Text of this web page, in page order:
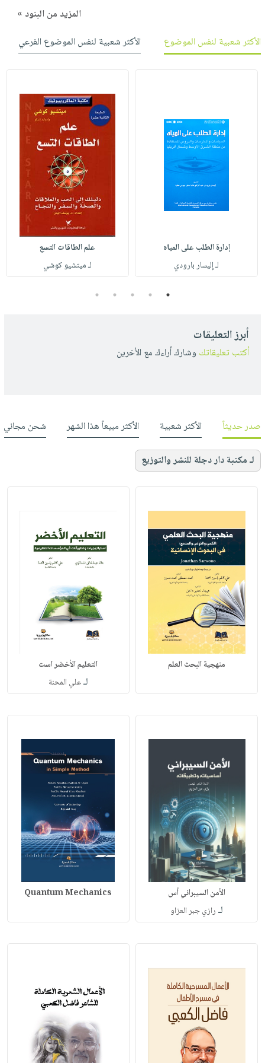
المزيد من البنود »
الأكثر شعبية لنفس الموضوع
الأكثر شعبية لنفس الموضوع الفرعي
إدارة الطلب على المياه
لـ إليسار بارودي
علم الطاقات التسع
لـ ميتشيو كوشي
1
2
3
4
5
أبرز التعليقات
أكتب تعليقاتك وشارك أراءك مع الأخرين
صدر حديثاً الأكثر شعبية الأكثر مبيعاً هذا الشهر شحن مجاني
لـ مكتبة دار دجلة للنشر والتوزيع
منهجية البحث العلم التعليم الأخضر است
لـعلي المحنة
الأمن السيبراني أس
لـ رازي جبر العزاو
Quantum Mechanics